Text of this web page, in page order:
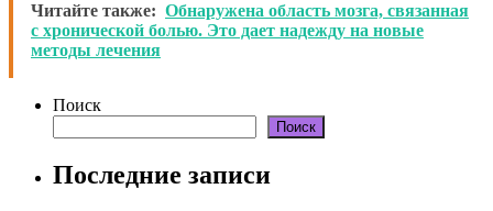
Читайте также: Обнаружена область мозга, связанная
с хронической болью. Это дает надежду на новые
методы лечения
Поиск
Поиск
Последние записи